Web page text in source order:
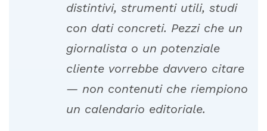
distintivi, strumenti utili, studi
con dati concreti. Pezzi che un
giornalista o un potenziale
cliente vorrebbe davvero citare
— non contenuti che riempiono
un calendario editoriale.